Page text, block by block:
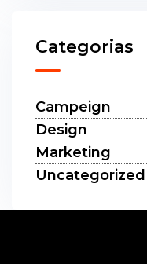
Categorias
Campeign
Design
Marketing
Uncategorized